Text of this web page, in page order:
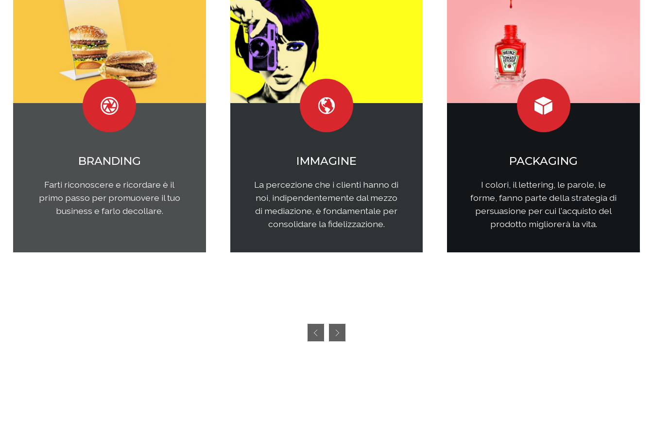
MARKETING
Qual è il tuo rapporto con i clienti e
come questi ultimi percepiscono la
tua impresa e i tuoi prodotti o
riferimento?
WEB MARKETING
Il web continua ad essere una
frontiera non facilmente
raggiungibile perchè considerata
semplice ed immediata. Avere
attenta analisi che una specifica
SOCIAL MEDIA
Come questi nuovi media
interagiscono con i consumatori?
Come interagire con clienti/utenti
Come comporre la strategia di